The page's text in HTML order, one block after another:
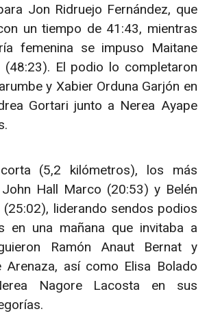
Jon Ridruejo Fernández, que
un tiempo de 41:43, mientras
femenina se impuso Maitane
(48:23). El podio lo completaron
y Xabier Orduna Garjón en
Gortari junto a Nerea Ayape
(5,2 kilómetros), los más
Hall Marco (20:53) y Belén
(25:02), liderando sendos podios
en una mañana que invitaba a
Ramón Anaut Bernat y
Arenaza, así como Elisa Bolado
Nagore Lacosta en sus